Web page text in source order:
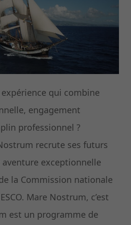
qui combine
engagement
professionnel ?
recrute ses futurs
exceptionnelle
la Commission nationale
Mare Nostrum, c’est
est un programme de